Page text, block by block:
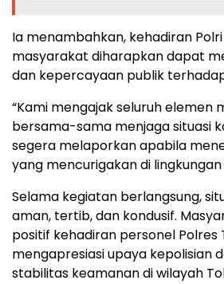
Ia menambahkan, kehadiran
masyarakat diharapkan dapat
dan kepercayaan publik
“Kami mengajak seluruh elemen
bersama-sama menjaga situasi
segera melaporkan apabila
yang mencurigakan di lingkungan
Selama kegiatan berlangsung,
aman, tertib, dan kondusif.
positif kehadiran personel Polres
mengapresiasi upaya kepolisian
stabilitas keamanan di wilayah